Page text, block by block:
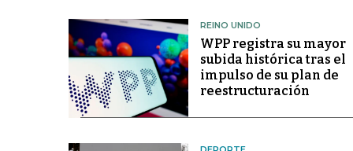
REINO UNIDO
WPP registra su mayor
subida histórica tras el
impulso de su plan de
reestructuración